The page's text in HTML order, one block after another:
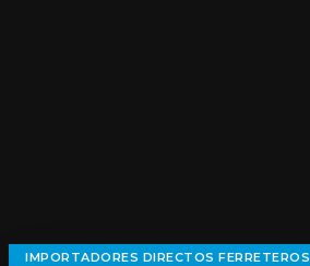
IMPORTADORES DIRECTOS FERRETEROS